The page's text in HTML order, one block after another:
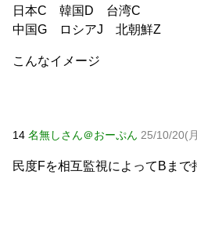
日本C 韓国D 台湾C
中国G ロシアJ 北朝鮮Z
こんなイメージ
14 名無しさん＠おーぷん 25/10/20(
民度Fを相互監視によってBまで